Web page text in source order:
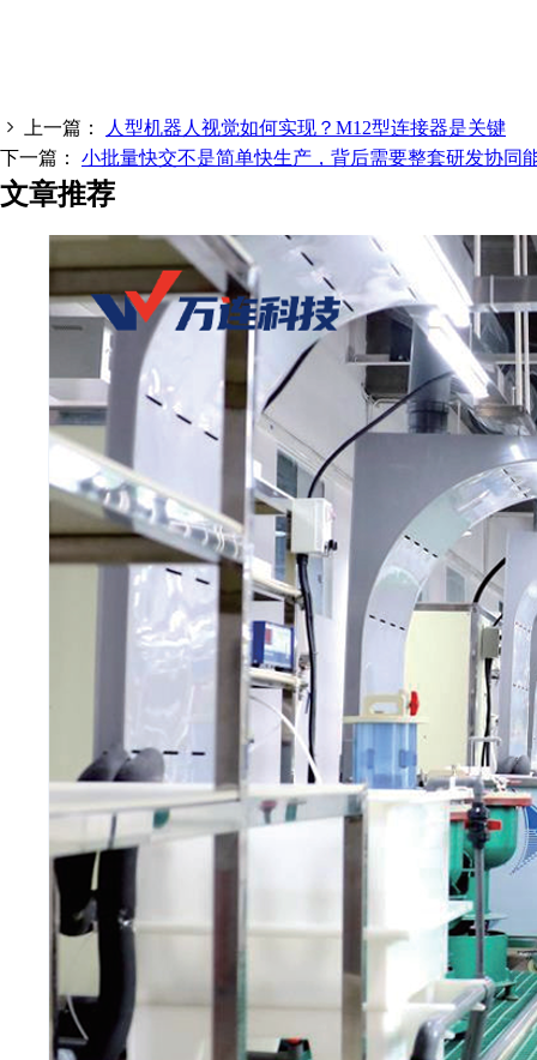
上一篇：
人型机器人视觉如何实现？M12型连接器是关键
下一篇： 小批量快交不是简单快生产，背后需要整套研发协同
文章推荐